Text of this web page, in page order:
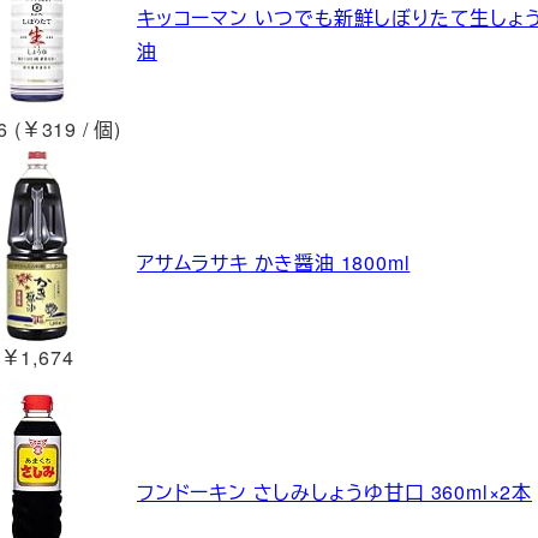
(￥319 / 個)
キッコーマン いつでも新鮮しぼりたて生し
油
￥1,674
アサムラサキ かき醤油 1800ml
フンドーキン さしみしょうゆ甘口 360ml×2本